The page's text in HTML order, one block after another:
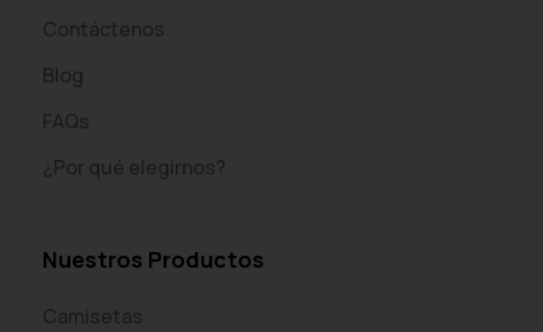
Contáctenos
Blog
FAQs
¿Por qué elegirnos?
Nuestros Productos
Camisetas